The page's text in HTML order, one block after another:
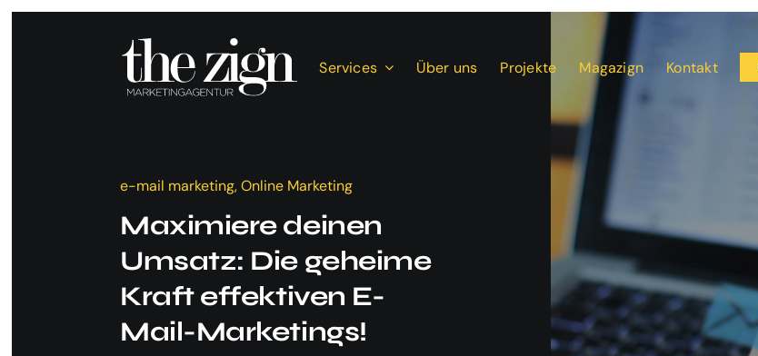
Zum
Services Über uns Projekte Magazign Kontakt
e-mail marketing, Online Marketing
Maximiere deinen
Umsatz: Die geheime
Kraft effektiven E-
Mail-Marketings!